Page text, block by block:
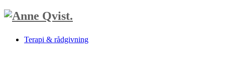
Terapi & rådgivning